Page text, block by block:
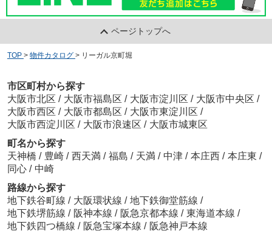
ページトップへ
TOP > 物件カタログ > リーガル京町堀
市区町村から探す
大阪市北区 / 大阪市福島区 / 大阪市淀川区 / 大阪市中央区 /
大阪市西区 / 大阪市都島区 / 大阪市東淀川区 /
大阪市西淀川区 / 大阪市浪速区 / 大阪市城東区
町名から探す
天神橋 / 豊崎 / 西天満 / 福島 / 天満 / 中津 / 本庄西 / 本庄東 /
同心 / 中崎
路線から探す
地下鉄谷町線 / 大阪環状線 / 地下鉄御堂筋線 /
地下鉄堺筋線 / 阪神本線 / 阪急京都本線 / 東海道本線 /
地下鉄四つ橋線 / 阪急宝塚本線 / 阪急神戸本線